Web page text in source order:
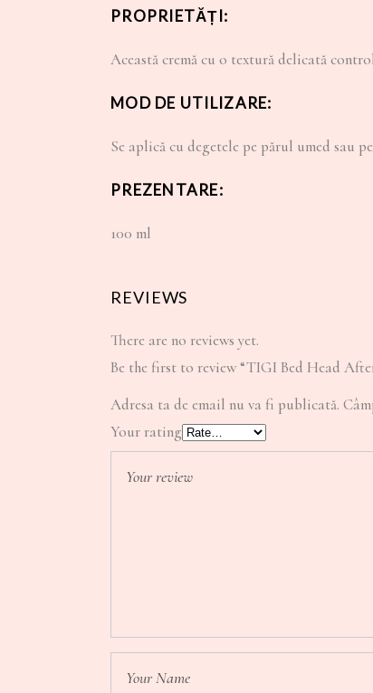
PROPRIETĂȚI:
Această cremă cu o textură delicată
MOD DE UTILIZARE:
Se aplică cu degetele pe părul umed sau
PREZENTARE:
100 ml
REVIEWS
There are no reviews yet.
Be the first to review “TIGI Bed Head
Adresa ta de email nu va fi publicată.
Your rating